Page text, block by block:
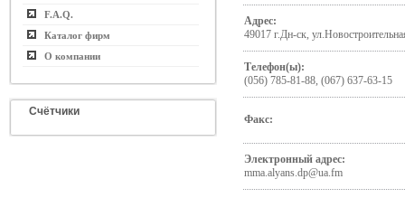
F.A.Q.
Каталог фирм
О компании
Счётчики
Адрес:
49017 г.Дн-ск,
Телефон(ы):
(056) 785-81-88, (067) 637-63-15
Факс:
Электронный адрес:
mma.alyans.dp@ua.fm